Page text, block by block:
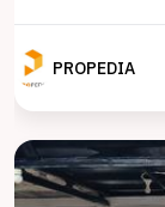
PROPEDIA